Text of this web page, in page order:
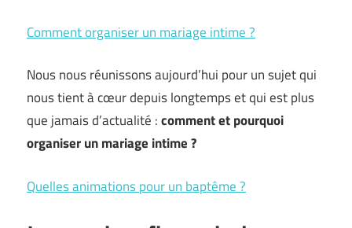
Comment organiser un mariage intime ?
Nous nous réunissons aujourd’hui pour un sujet qui
nous tient à cœur depuis longtemps et qui est plus
que jamais d’actualité :comment et pourquoi
organiser un mariage intime ?
Quelles animations pour un baptême ?